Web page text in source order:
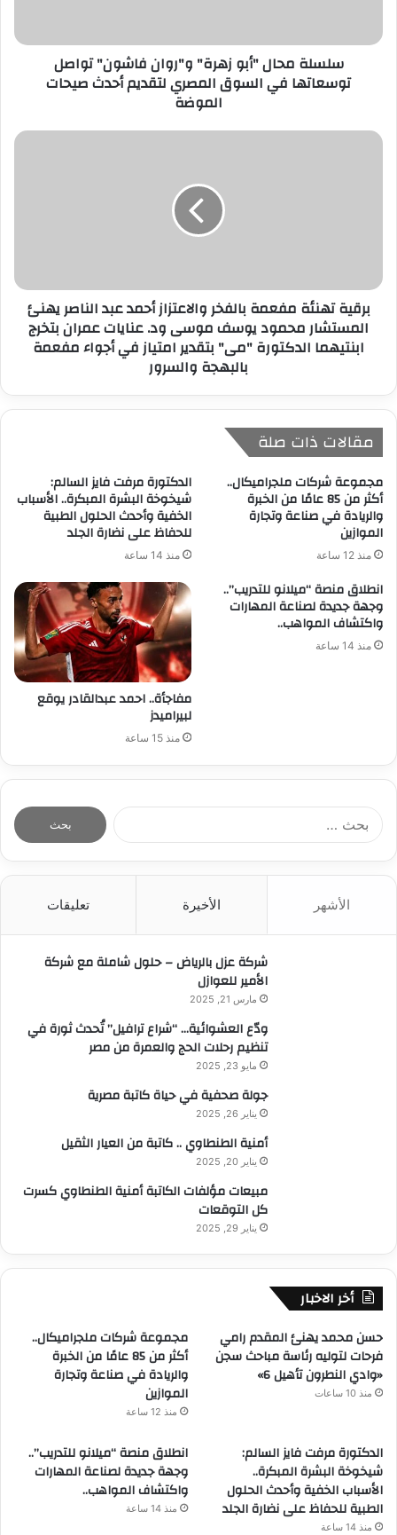
ر
سلسلة محال "أبو زهرة" و"روان فاشون" تواصل
توسعاتها في السوق المصري لتقديم أحدث صيحات
الموضة
برقية تهنئة مفعمة بالفخر والاعتزاز أحمد عبد الناصر يهنئ
المستشار محمود يوسف موسى ود. عنايات عمران بتخرج
ابنتيهما الدكتورة "مى" بتقدير امتياز في أجواء مفعمة
بالبهجة والسرور
مقالات ذات صلة
مجموعة شركات ملجراميكال..
أكثر من 85 عامًا من الخبرة
والريادة في صناعة وتجارة
الموازين
منذ 12 ساعة
الدكتورة مرفت فايز السالم:
شيخوخة البشرة المبكرة.. الأسباب
الخفية وأحدث الحلول الطبية
للحفاظ على نضارة الجلد
منذ 14 ساعة
انطلاق منصة “ميلانو للتدريب”..
وجهة جديدة لصناعة المهارات
واكتشاف المواهب..
منذ 14 ساعة
مفاجأة.. احمد عبدالقادر يوقع
لبيراميدز
منذ 15 ساعة
الأشهر الأخيرة تعليقات
شركة عزل بالرياض – حلول شاملة مع شركة
الأمير للعوازل
مارس 21, 2025
ودّع العشوائية… “شراع ترافيل” تُحدث ثورة في
تنظيم رحلات الحج والعمرة من مصر
مايو 23, 2025
جولة صحفية في حياة كاتبة مصرية
يناير 26, 2025
أمنية الطنطاوي .. كاتبة من العيار الثقيل
يناير 20, 2025
مبيعات مؤلفات الكاتبة أمنية الطنطاوي كسرت
كل التوقعات
يناير 29, 2025
أخر الاخبار
حسن محمد يهنئ المقدم رامي
فرحات لتوليه رئاسة مباحث سجن
«وادي النطرون تأهيل 6»
منذ 10 ساعات
مجموعة شركات ملجراميكال..
أكثر من 85 عامًا من الخبرة
والريادة في صناعة وتجارة
الموازين
منذ 12 ساعة
الدكتورة مرفت فايز السالم:
شيخوخة البشرة المبكرة..
الأسباب الخفية وأحدث الحلول
الطبية للحفاظ على نضارة الجلد
منذ 14 ساعة
انطلاق منصة “ميلانو للتدريب”..
وجهة جديدة لصناعة المهارات
واكتشاف المواهب..
منذ 14 ساعة